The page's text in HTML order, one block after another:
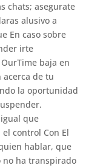
chats; asegurate
alusivo a
En caso sobre
irte
baja en
de tu
la oportunidad
que
control Con El
hablar, que
no ha transpirado